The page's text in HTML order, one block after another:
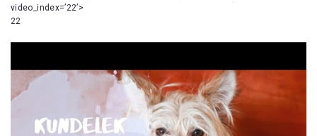
video_index=’22’>
22